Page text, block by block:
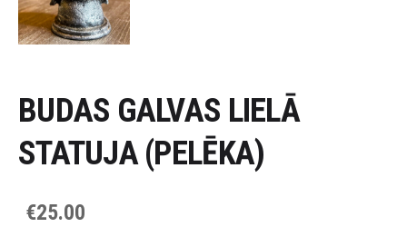
BUDAS GALVAS LIELĀ
STATUJA (PELĒKA)
€25.00